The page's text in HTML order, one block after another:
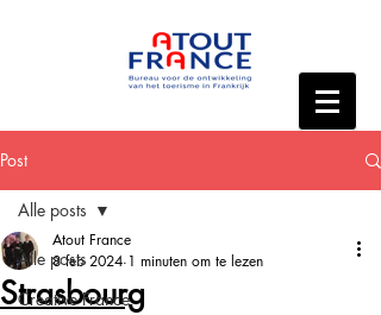
Post
Alle posts
Creative France
Alle posts
Strasbourg
Atout France
8 feb 2024 1 minuten om te lezen